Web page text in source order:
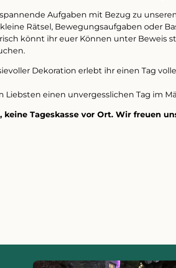
Aufgaben mit Bezug zu
Rätsel, Bewegungsaufgaben oder
könnt ihr euer Können unter Beweis
Dekoration erlebt ihr einen Tag
einen unvergesslichen Tag im
Tageskasse vor Ort. Wir freuen